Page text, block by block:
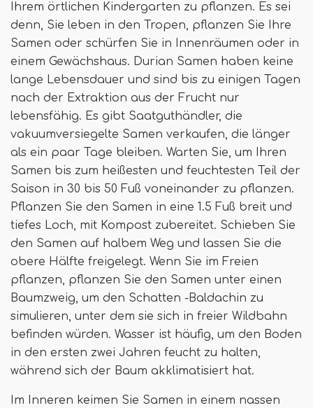
Ihrem örtlichen Kindergarten zu pflanzen. Es sei
denn, Sie leben in den Tropen, pflanzen Sie Ihre
Samen oder schürfen Sie in Innenräumen oder in
einem Gewächshaus. Durian Samen haben keine
lange Lebensdauer und sind bis zu einigen Tagen
nach der Extraktion aus der Frucht nur
lebensfähig. Es gibt Saatguthändler, die
vakuumversiegelte Samen verkaufen, die länger
als ein paar Tage bleiben. Warten Sie, um Ihren
Samen bis zum heißesten und feuchtesten Teil der
Saison in 30 bis 50 Fuß voneinander zu pflanzen.
Pflanzen Sie den Samen in eine 1.5 Fuß breit und
tiefes Loch, mit Kompost zubereitet. Schieben Sie
den Samen auf halbem Weg und lassen Sie die
obere Hälfte freigelegt. Wenn Sie im Freien
pflanzen, pflanzen Sie den Samen unter einen
Baumzweig, um den Schatten -Baldachin zu
simulieren, unter dem sie sich in freier Wildbahn
befinden würden. Wasser ist häufig, um den Boden
in den ersten zwei Jahren feucht zu halten,
während sich der Baum akklimatisiert hat.
Im Inneren keimen Sie Samen in einem nassen